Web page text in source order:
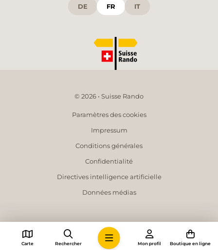
DE FR IT
© 2026 • Suisse Rando
Paramètres des cookies
Impressum
Conditions générales
Confidentialité
Directives intelligence artificielle
Données médias
Carte Rechercher Mon profil Boutique en ligne